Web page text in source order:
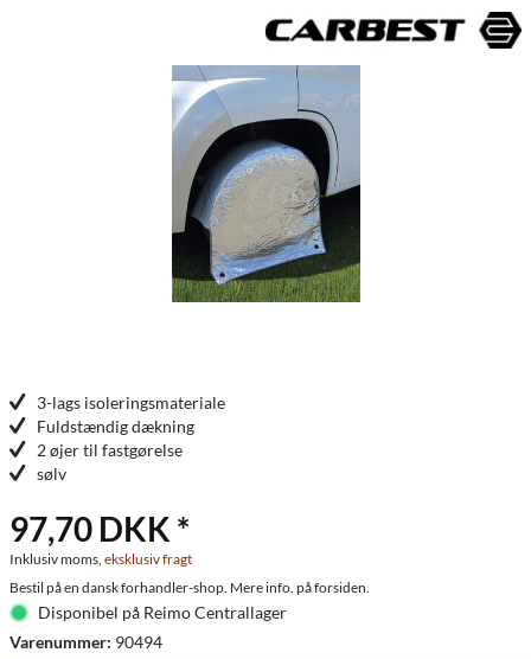
3-lags isoleringsmateriale
Fuldstændig dækning
2 øjer til fastgørelse
sølv
97,70 DKK *
Inklusiv moms, eksklusiv fragt
Bestil på en dansk forhandler-shop. Mere info. på forsiden.
Disponibel på Reimo Centrallager
Varenummer: 90494